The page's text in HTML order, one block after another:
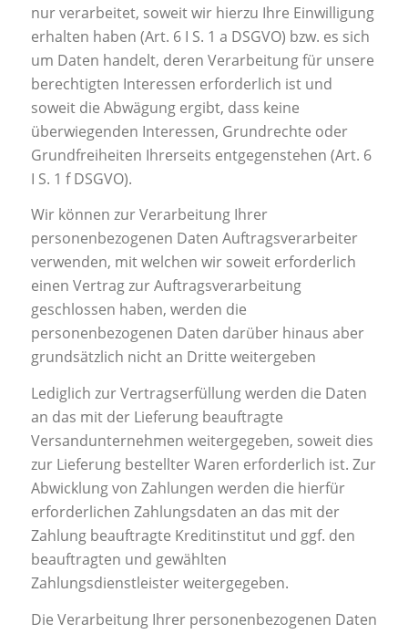
nur verarbeitet, soweit wir hierzu Ihre Einwilligung
erhalten haben (Art. 6 I S. 1 a DSGVO) bzw. es sich
um Daten handelt, deren Verarbeitung für unsere
berechtigten Interessen erforderlich ist und
soweit die Abwägung ergibt, dass keine
überwiegenden Interessen, Grundrechte oder
Grundfreiheiten Ihrerseits entgegenstehen (Art. 6
I S. 1 f DSGVO).
Wir können zur Verarbeitung Ihrer
personenbezogenen Daten Auftragsverarbeiter
verwenden, mit welchen wir soweit erforderlich
einen Vertrag zur Auftragsverarbeitung
geschlossen haben, werden die
personenbezogenen Daten darüber hinaus aber
grundsätzlich nicht an Dritte weitergeben
Lediglich zur Vertragserfüllung werden die Daten
an das mit der Lieferung beauftragte
Versandunternehmen weitergegeben, soweit dies
zur Lieferung bestellter Waren erforderlich ist. Zur
Abwicklung von Zahlungen werden die hierfür
erforderlichen Zahlungsdaten an das mit der
Zahlung beauftragte Kreditinstitut und ggf. den
beauftragten und gewählten
Zahlungsdienstleister weitergegeben.
Die Verarbeitung Ihrer personenbezogenen Daten